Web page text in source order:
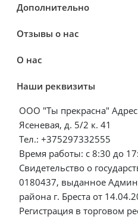
Дополнительно
Отзывы о нас
О нас
Наши реквизиты
ООО "Ты прекрасна"
Ясеневая, д. 5/2 к. 41
Тел.: +375297332555
Время работы: с 8:30 до
Свидетельство о
0180437, выданное
района г. Бреста от
Регистрация в торговом